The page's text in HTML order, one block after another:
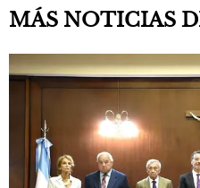
MÁS NOTICIAS